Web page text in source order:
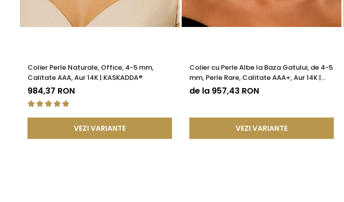
Colier Perle Naturale, Office, 4-5 mm,
Calitate AAA, Aur 14K | KASKADDA®
984,37 RON
VEZI VARIANTE
Colier cu Perle Albe la Baza Gatului, de 4-5
mm, Perle Rare, Calitate AAA+, Aur 14K |
KASKADDA®
de la 957,43 RON
VEZI VARIANTE